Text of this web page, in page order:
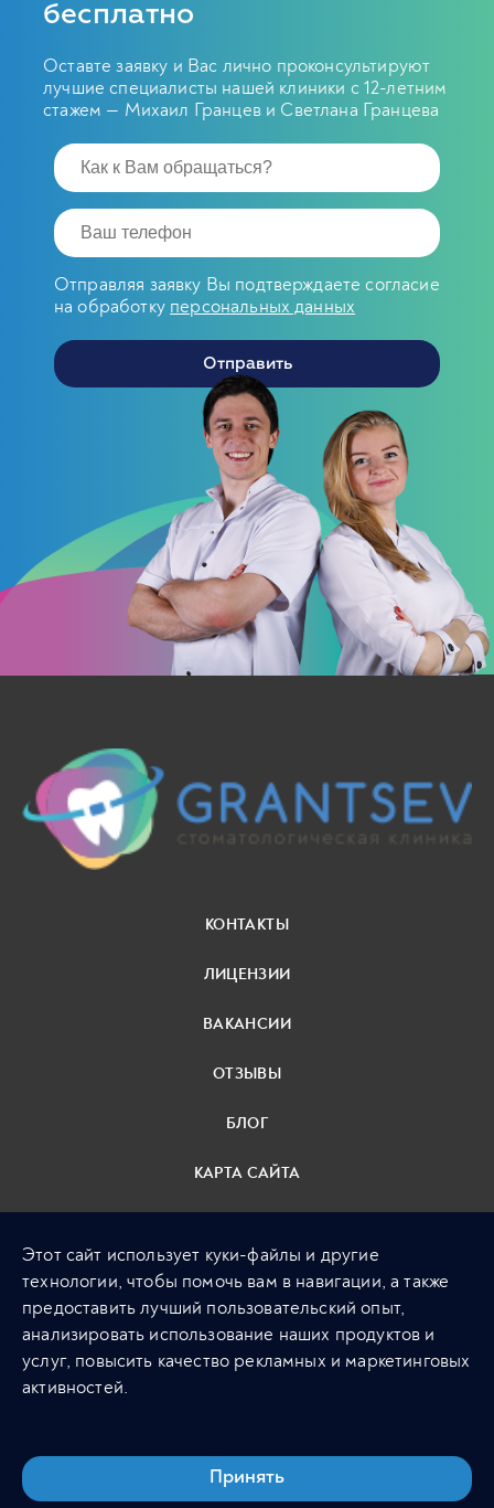
бесплатно
Оставте заявку и Вас лично проконсультируют
лучшие специалисты нашей клиники с 12-летним
стажем — Михаил Гранцев и Светлана Гранцева
Отправляя заявку Вы подтверждаете согласие
на обработку персональных данных
КОНТАКТЫ
ЛИЦЕНЗИИ
ВАКАНСИИ
ОТЗЫВЫ
БЛОГ
КАРТА САЙТА
КОНФИДЕНЦИАЛЬНОСТИ
+ 7 (495) 789 20 05
Дом 3, Стр. 4
Этот сайт использует куки-файлы и другие
технологии, чтобы помочь вам в навигации, а также
предоставить лучший пользовательский опыт,
анализировать использование наших продуктов и
услуг, повысить качество рекламных и маркетинговых
активностей.
Принять